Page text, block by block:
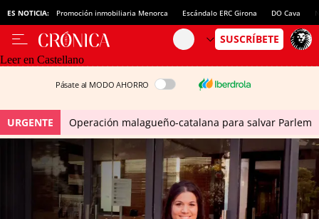
ES NOTICIA: Promoción inmobiliaria Menorca Escándalo ERC Girona DO Cava
Leer en Castellano
Pásate al MODO AHORRO
URGENTE Operación malagueño-catalana para salvar Parlem